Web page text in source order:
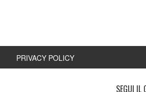
PRIVACY POLICY
SEGUI IL